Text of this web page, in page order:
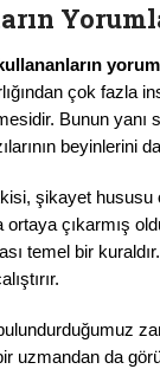
çok fazla
Bunun yanı
şikayet hususu
çıkarmış
temel bir
uzmandan da